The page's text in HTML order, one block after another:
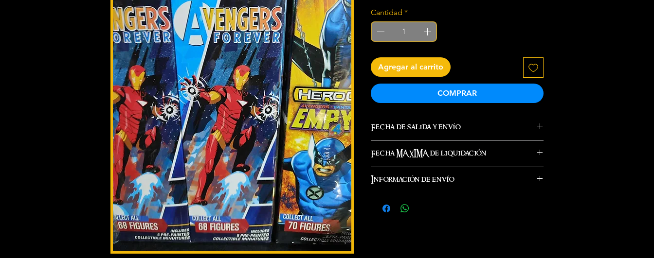
Cantidad *
Agregar al carrito
COMPRAR
Fecha de salida y envío
Fecha MAXIMA de liquidación
Información de envío
mismo día de la fecha de salida. Él tiempo de